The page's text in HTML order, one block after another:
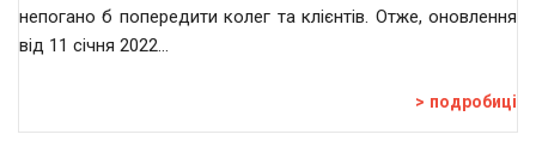
непогано б попередити колег та клієнтів. Отже, оновлення
від 11 січня 2022…
подробиці